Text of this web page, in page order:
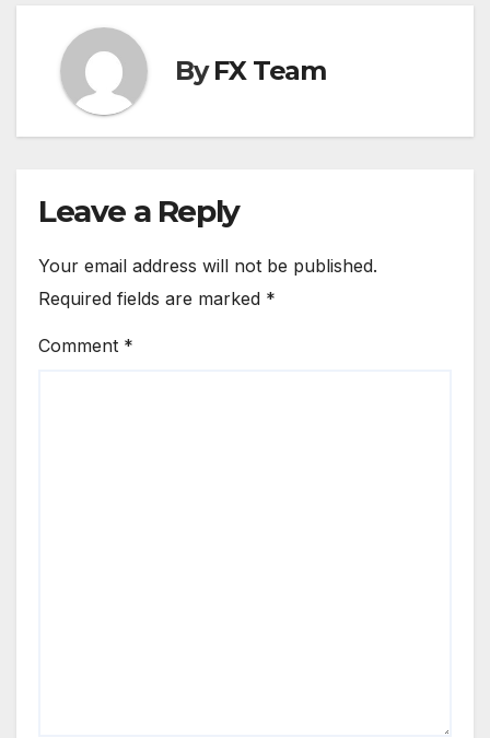
ByFX Team
Leave a Reply
Your email address will not be published.
Required fields are marked *
Comment *